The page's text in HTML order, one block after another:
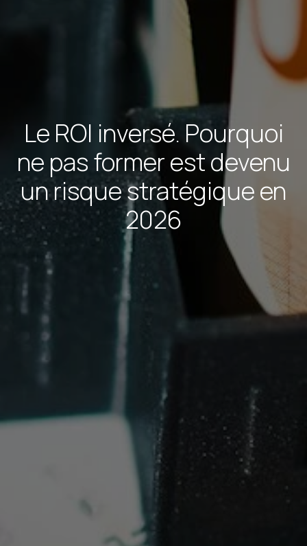
Le ROI inversé. Pourquoi
ne pas former est devenu
un risque stratégique en
2026